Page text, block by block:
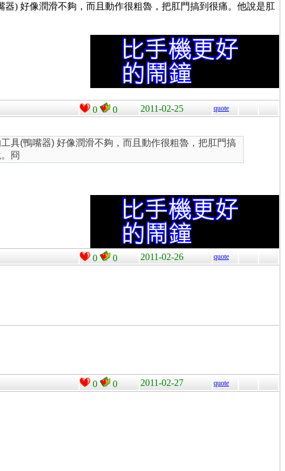
) 好像潤滑不夠，而且動作很粗魯，把肛門搞到很痛。他說是肛
0 0 2011-02-25 quote
具(鴨嘴器) 好像潤滑不夠，而且動作很粗魯，把肛門搞
冏
0 0 2011-02-26 quote
0 0 2011-02-27 quote